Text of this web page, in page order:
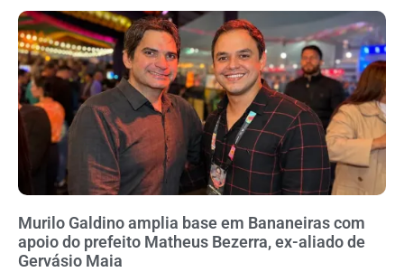
Murilo Galdino amplia base em Bananeiras com
apoio do prefeito Matheus Bezerra, ex-aliado de
Gervásio Maia